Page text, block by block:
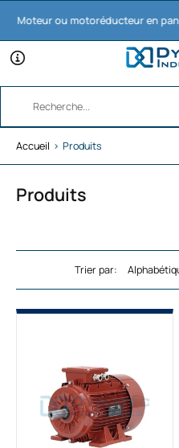
ou motoréducteur en panne ?
Accueil › Produits
Produits
Trier par: